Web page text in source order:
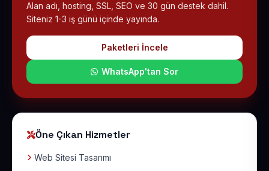
Alan adı, hosting, SSL, SEO ve 30 gün destek dahil.
Siteniz 1-3 iş günü içinde yayında.
Paketleri İncele
WhatsApp'tan Sor
Öne Çıkan Hizmetler
Web Sitesi Tasarımı